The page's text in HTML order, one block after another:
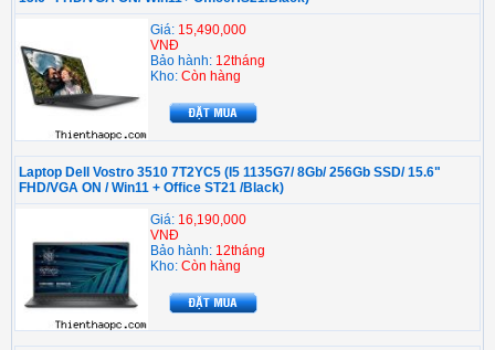
Giá: 15,490,000
VNĐ
Bảo hành: 12tháng
Kho: Còn hàng
Laptop Dell Vostro 3510 7T2YC5 (I5 1135G7/ 8Gb/ 256Gb SSD/ 15.6"
FHD/VGA ON / Win11 + Office ST21 /Black)
Giá: 16,190,000
VNĐ
Bảo hành: 12tháng
Kho: Còn hàng